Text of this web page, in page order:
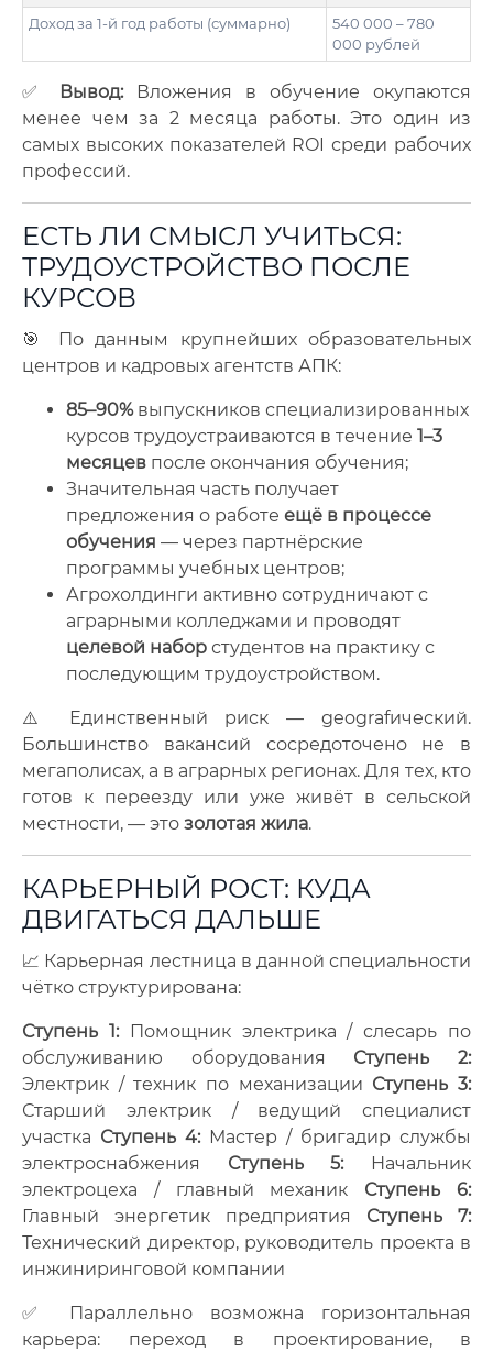
Доход за 1-й год работы (суммарно)
540 000 – 780
000 рублей
✅ Вывод:Вложения в обучение окупаются
менее чем за 2 месяца работы. Это один из
самых высоких показателей ROI среди рабочих
профессий.
ЕСТЬ ЛИ СМЫСЛ УЧИТЬСЯ:
ТРУДОУСТРОЙСТВО ПОСЛЕ
КУРСОВ
🎯 По данным крупнейших образовательных
центров и кадровых агентств АПК:
85–90%выпускников специализированных
курсов трудоустраиваются в течение 1–3
месяцев после окончания обучения;
Значительная часть получает
предложения о работе ещё в процессе
обучения — через партнёрские
программы учебных центров;
Агрохолдинги активно сотрудничают с
аграрными колледжами и проводят
целевой набор студентов на практику с
последующим трудоустройством.
⚠️ Единственный риск — geografический.
Большинство вакансий сосредоточено не в
мегаполисах, а в аграрных регионах. Для тех, кто
готов к переезду или уже живёт в сельской
местности, — это золотая жила.
КАРЬЕРНЫЙ РОСТ: КУДА
ДВИГАТЬСЯ ДАЛЬШЕ
📈 Карьерная лестница в данной специальности
чётко структурирована:
Ступень 1:Помощник электрика / слесарь по
обслуживанию оборудования Ступень 2:
Электрик / техник по механизации Ступень 3:
Старший электрик / ведущий специалист
участка Ступень 4:Мастер / бригадир службы
электроснабжения Ступень 5:Начальник
электроцеха / главный механик Ступень 6:
Главный энергетик предприятия Ступень 7:
Технический директор, руководитель проекта в
инжиниринговой компании
✅ Параллельно возможна горизонтальная
карьера: переход в проектирование, в